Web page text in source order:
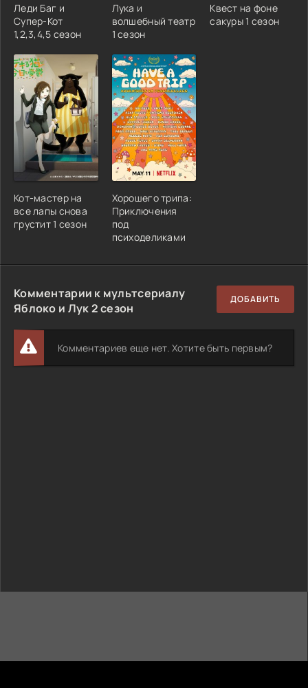
Леди Баг и
Супер-Кот
1,2,3,4,5 сезон
Лука и
волшебный театр
1 сезон
Квест на фоне
сакуры 1 сезон
Кот-мастер на
все лапы снова
грустит 1 сезон
Хорошего трипа:
Приключения
под
психоделиками
Комментарии к мультсериалу
Яблоко и Лук 2 сезон
ДОБАВИТЬ
Комментариев еще нет. Хотите быть первым?